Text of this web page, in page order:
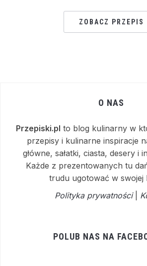
ZOBACZ PRZEPIS
O NAS
Przepiski.pl to blog kulinarny w
przepisy i kulinarne inspiracje
główne, sałatki, ciasta, desery i
Każde z prezentowanych tu
trudu ugotować w swojej
Polityka prywatności|
POLUB NAS NA